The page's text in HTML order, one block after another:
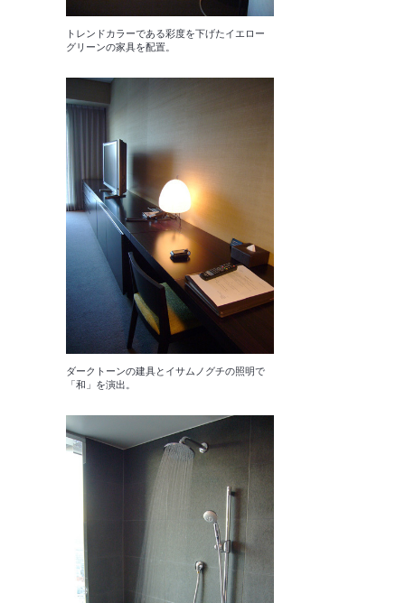
トレンドカラーである彩度を下げたイエロー
グリーンの家具を配置。
ダークトーンの建具とイサムノグチの照明で
「和」を演出。